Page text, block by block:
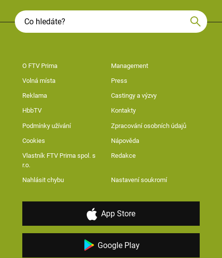
O FTV Prima Management
Volná místa Press
Reklama Castingy a výzvy
HbbTV Kontakty
Podmínky užívání Zpracování osobních údajů
Cookies Nápověda
Vlastník FTV Prima spol. s
r.o.
Redakce
Nahlásit chybu Nastavení soukromí
App Store
Google Play